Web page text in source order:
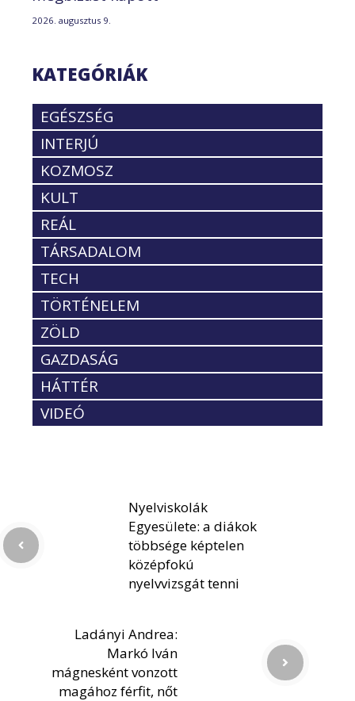
2026. augusztus 9.
KATEGÓRIÁK
EGÉSZSÉG
INTERJÚ
KOZMOSZ
KULT
REÁL
TÁRSADALOM
TECH
TÖRTÉNELEM
ZÖLD
GAZDASÁG
HÁTTÉR
VIDEÓ
Nyelviskolák
Egyesülete: a diákok
többsége képtelen
középfokú
nyelvvizsgát tenni
Ladányi Andrea:
Markó Iván
mágnesként vonzott
magához férfit, nőt